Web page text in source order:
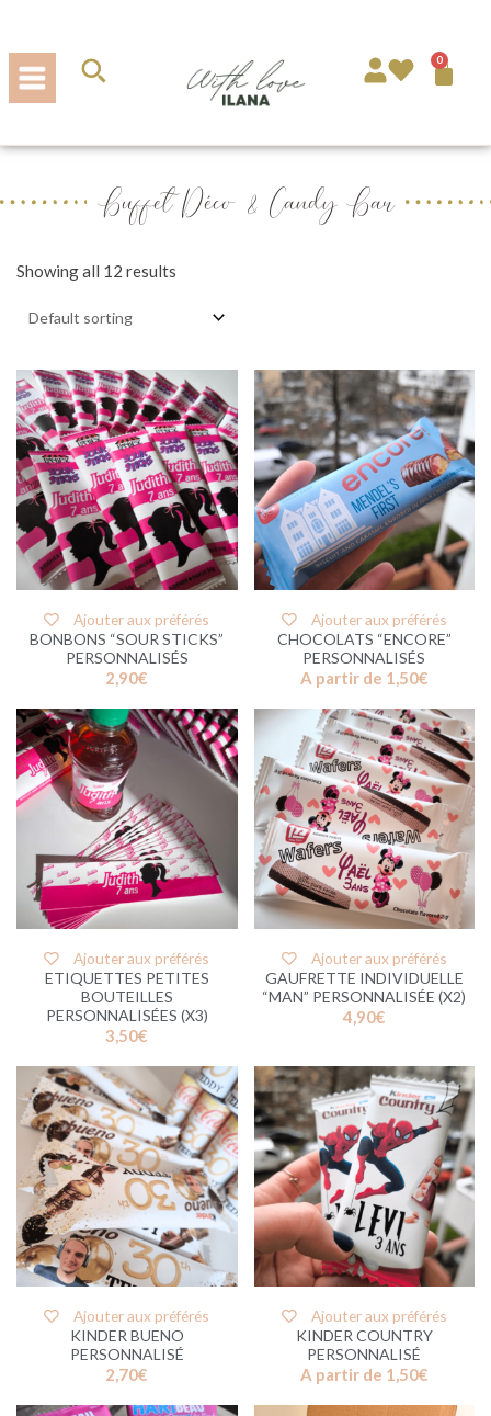
contenu
0
Buffet Déco & Candy Bar
Showing all 12 results
Ajouter aux préférés
BONBONS “SOUR STICKS”
PERSONNALISÉS
2,90€
Ajouter aux préférés
CHOCOLATS “ENCORE”
PERSONNALISÉS
A partir de 1,50€
Ajouter aux préférés
ETIQUETTES PETITES
BOUTEILLES
PERSONNALISÉES (X3)
3,50€
Ajouter aux préférés
GAUFRETTE INDIVIDUELLE
“MAN” PERSONNALISÉE (X2)
4,90€
Ajouter aux préférés
KINDER BUENO
PERSONNALISÉ
2,70€
Ajouter aux préférés
KINDER COUNTRY
PERSONNALISÉ
A partir de 1,50€